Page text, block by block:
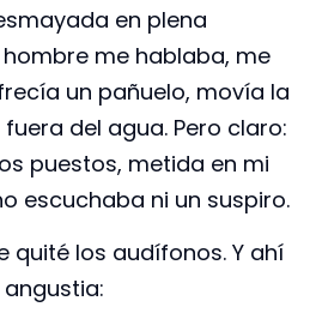
en plena
me hablaba, me
un pañuelo, movía la
del agua. Pero claro:
puestos, metida en mi
escuchaba ni un suspiro.
quité los audífonos. Y ahí